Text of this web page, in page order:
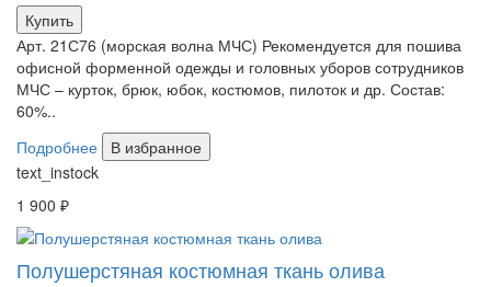
Купить
Арт. 21С76 (морская волна МЧС) Рекомендуется для пошива
офисной форменной одежды и головных уборов сотрудников
МЧС – курток, брюк, юбок, костюмов, пилоток и др. Состав:
60%..
Подробнее
В избранное
text_instock
1 900 ₽
Полушерстяная костюмная ткань олива